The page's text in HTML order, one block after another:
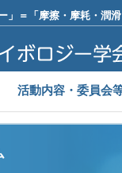
」＝「摩擦・摩耗・潤
活動内容・委員会